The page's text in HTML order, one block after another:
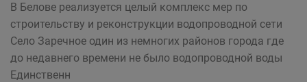
В Белове реализуется целый комплекс мер по
строительству и реконструкции водопроводной сети
Село Заречное один из немногих районов города где
до недавнего времени не было водопроводной воды
Единственн